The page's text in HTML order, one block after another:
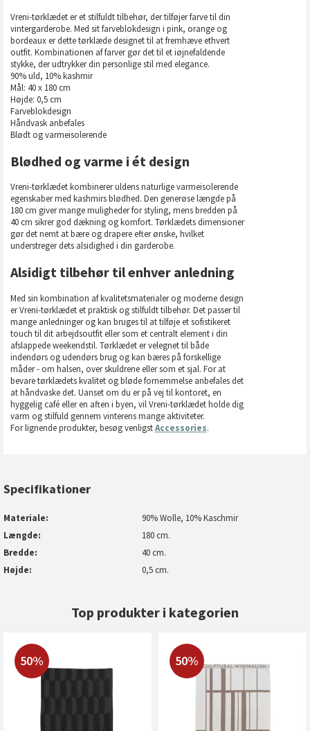
Vreni-tørklædet er et stilfuldt tilbehør, der tilføjer farve til din
vintergarderobe. Med sit farveblokdesign i pink, orange og
bordeaux er dette tørklæde designet til at fremhæve ethvert
outfit. Kombinationen af farver gør det til et iøjnefaldende
stykke, der udtrykker din personlige stil med elegance.
90% uld, 10% kashmir
Mål: 40 x 180 cm
Højde: 0,5 cm
Farveblokdesign
Håndvask anbefales
Blødt og varmeisolerende
Blødhed og varme i ét design
Vreni-tørklædet kombinerer uldens naturlige varmeisolerende
egenskaber med kashmirs blødhed. Den generøse længde på
180 cm giver mange muligheder for styling, mens bredden på
40 cm sikrer god dækning og komfort. Tørklædets dimensioner
gør det nemt at bære og drapere efter ønske, hvilket
understreger dets alsidighed i din garderobe.
Alsidigt tilbehør til enhver anledning
Med sin kombination af kvalitetsmaterialer og moderne design
er Vreni-tørklædet et praktisk og stilfuldt tilbehør. Det passer til
mange anledninger og kan bruges til at tilføje et sofistikeret
touch til dit arbejdsoutfit eller som et centralt element i din
afslappede weekendstil. Tørklædet er velegnet til både
indendørs og udendørs brug og kan bæres på forskellige
måder - om halsen, over skuldrene eller som et sjal. For at
bevare tørklædets kvalitet og bløde fornemmelse anbefales det
at håndvaske det. Uanset om du er på vej til kontoret, en
hyggelig café eller en aften i byen, vil Vreni-tørklædet holde dig
varm og stilfuld gennem vinterens mange aktiviteter.
For lignende produkter, besøg venligstAccessories.
Specifikationer
Materiale
90% Wolle, 10% Kaschmir
Længde
180 cm.
Bredde
40 cm.
Højde
0,5 cm.
Top produkter i kategorien
50% 50%